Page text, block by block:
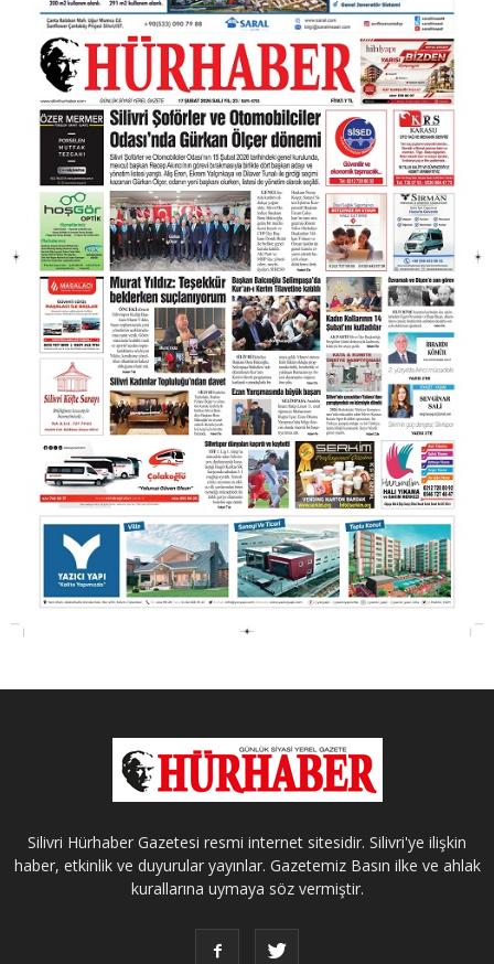
Silivri Hürhaber Gazetesi resmi internet sitesidir. Silivri'ye ilişkin
haber, etkinlik ve duyurular yayınlar. Gazetemiz Basın ilke ve ahlak
kurallarına uymaya söz vermiştir.